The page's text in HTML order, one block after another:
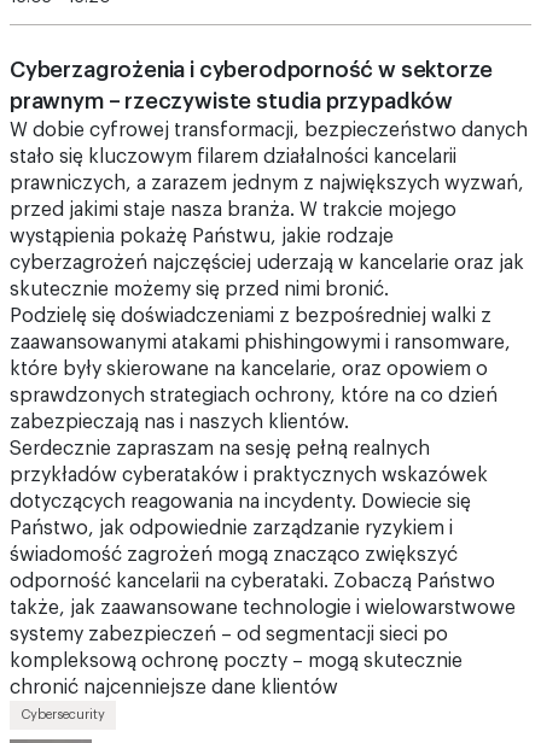
W dobie cyfrowej transformacji, bezpieczeństwo danych
stało się kluczowym filarem działalności kancelarii
prawniczych, a zarazem jednym z największych wyzwań,
przed jakimi staje nasza branża. W trakcie mojego
wystąpienia pokażę Państwu, jakie rodzaje
cyberzagrożeń najczęściej uderzają w kancelarie oraz jak
skutecznie możemy się przed nimi bronić.
Podzielę się doświadczeniami z bezpośredniej walki z
zaawansowanymi atakami phishingowymi i ransomware,
które były skierowane na kancelarie, oraz opowiem o
sprawdzonych strategiach ochrony, które na co dzień
zabezpieczają nas i naszych klientów.
Serdecznie zapraszam na sesję pełną realnych
przykładów cyberataków i praktycznych wskazówek
dotyczących reagowania na incydenty. Dowiecie się
Państwo, jak odpowiednie zarządzanie ryzykiem i
świadomość zagrożeń mogą znacząco zwiększyć
odporność kancelarii na cyberataki. Zobaczą Państwo
także, jak zaawansowane technologie i wielowarstwowe
systemy zabezpieczeń – od segmentacji sieci po
kompleksową ochronę poczty – mogą skutecznie
chronić najcenniejsze dane klientów
Cybersecurity
PRELEGENT
Marek Laskowski